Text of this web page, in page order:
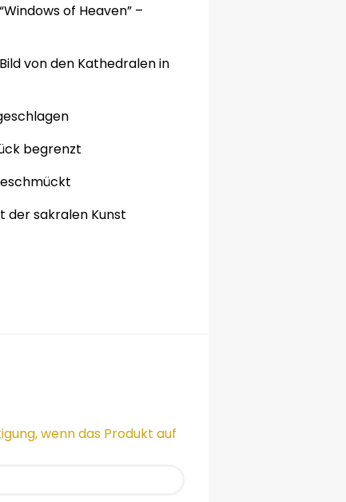
“Windowsof Heaven” –
von den Kathedralenin
begrenzt
dersakralen Kunst
wenn das Produkt auf